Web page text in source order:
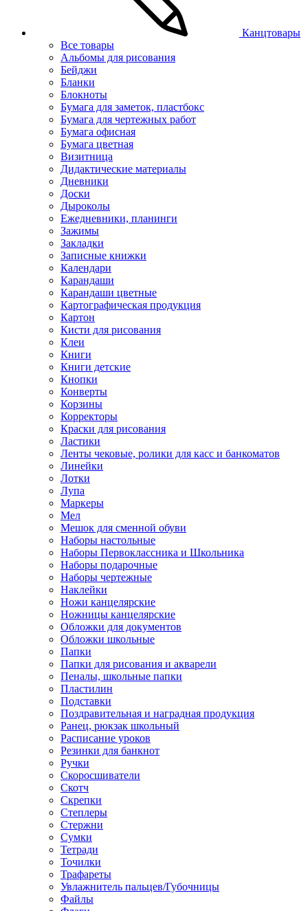
Канцтовары
Все товары
Альбомы для рисования
Бейджи
Бланки
Блокноты
Бумага для заметок, пластбокс
Бумага для чертежных работ
Бумага офисная
Бумага цветная
Визитница
Дидактические материалы
Дневники
Доски
Дыроколы
Ежедневники, планинги
Зажимы
Закладки
Записные книжки
Календари
Карандаши
Карандаши цветные
Картографическая продукция
Картон
Кисти для рисования
Клеи
Книги
Книги детские
Кнопки
Конверты
Корзины
Корректоры
Краски для рисования
Ластики
Ленты чековые, ролики для касс и банкоматов
Линейки
Лотки
Лупа
Маркеры
Мел
Мешок для сменной обуви
Наборы настольные
Наборы Первоклассника и Школьника
Наборы подарочные
Наборы чертежные
Наклейки
Ножи канцелярские
Ножницы канцелярские
Обложки для документов
Обложки школьные
Папки
Папки для рисования и акварели
Пеналы, школьные папки
Пластилин
Подставки
Поздравительная и наградная продукция
Ранец, рюкзак школьный
Расписание уроков
Резинки для банкнот
Ручки
Скоросшиватели
Скотч
Скрепки
Степлеры
Стержни
Сумки
Тетради
Точилки
Трафареты
Увлажнитель пальцев/Губочницы
Файлы